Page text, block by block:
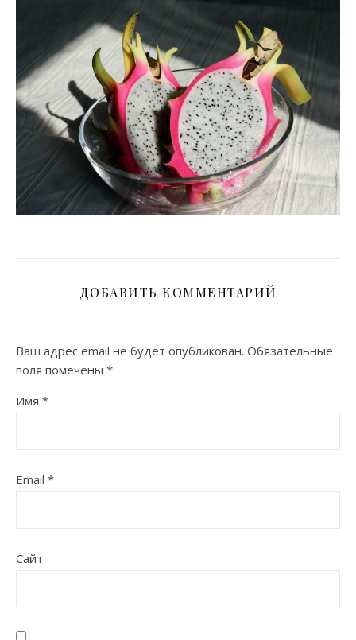
ДОБАВИТЬ КОММЕНТАРИЙ
Ваш адрес email не будет опубликован. Обязательные
поля помечены *
Имя *
Email *
Сайт